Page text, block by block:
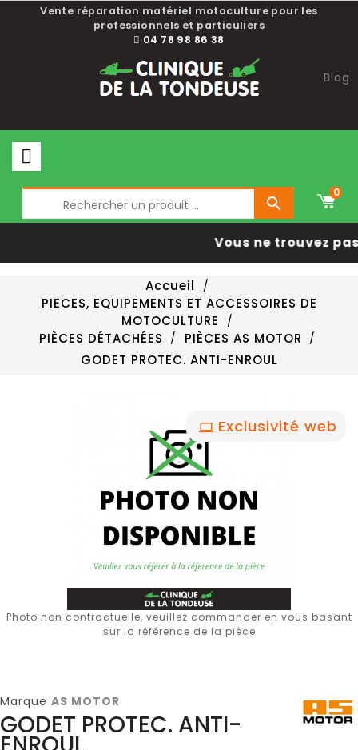
Vente réparation matériel motoculture pour les
professionnels et particuliers
04 78 98 86 38
Blog

0
Vous ne trouvez
Accueil
PIECES, EQUIPEMENTS ET ACCESSOIRES DE
MOTOCULTURE
PIÈCES DÉTACHÉES
PIÈCES AS MOTOR
GODET PROTEC. ANTI-ENROUL
Exclusivité web
Photo non contractuelle, veuillez commander en vous basant
sur la référence de la pièce
Marque AS MOTOR
GODET PROTEC. ANTI-